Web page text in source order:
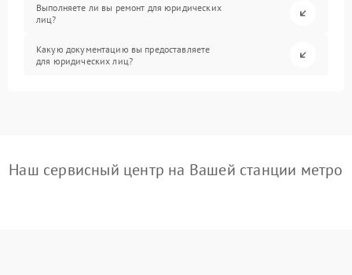
Выполняете ли вы ремонт для юридических
лиц?
Какую документацию вы предоставляете
для юридических лиц?
Наш сервисный центр на Вашей станции метро